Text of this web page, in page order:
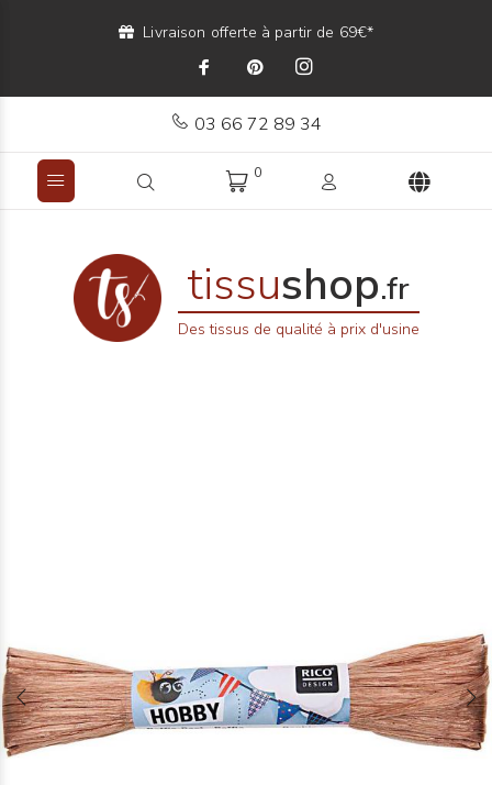
Livraison offerte à partir de 69€*
03 66 72 89 34
0
tissushop.fr
Des tissus de qualité à prix d'usine